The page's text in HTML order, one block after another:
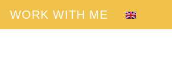
WORK WITH ME